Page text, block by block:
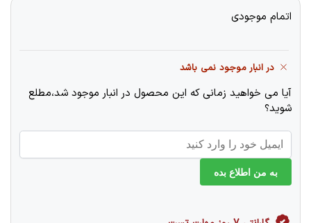
اتمام موجودی
در انبار موجود نمی باشد
آیا می خواهید زمانی که این محصول در انبار موجود شد،مطلع
شوید؟
به من اطلاع بده